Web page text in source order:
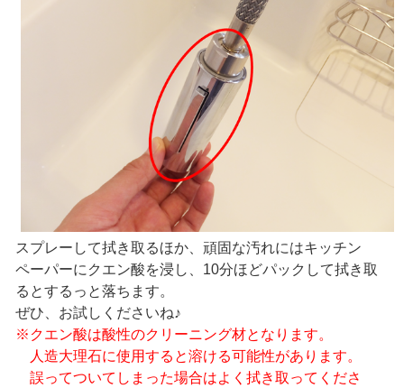
スプレーして拭き取るほか、頑固な汚れにはキッチン
ペーパーにクエン酸を浸し、10分ほどパックして拭き取
るとするっと落ちます。
ぜひ、お試しくださいね♪
※クエン酸は酸性のクリーニング材となります。
人造大理石に使用すると溶ける可能性があります。
誤ってついてしまった場合はよく拭き取ってくださ